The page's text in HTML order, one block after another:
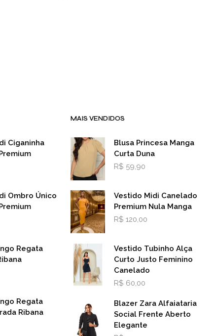
Ciganinha
Ombro Único
Regata
Regata
Ribana
MAIS VENDIDOS
Blusa Princesa Manga
Curta Duna
R$ 59,90
Vestido Midi Canelado
Premium Nula Manga
R$ 120,00
Vestido Tubinho Alça
Curto Justo Feminino
Canelado
R$ 60,00
Blazer Zara Alfaiataria
Social Frente Aberto
Elegante